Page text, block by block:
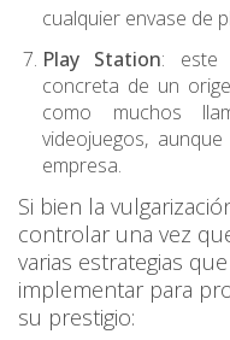
cualquier envase de
Play Station: este
concreta de un
como muchos
videojuegos,
empresa.
Si bien la
controlar una vez
varias estrategias
implementar para
su prestigio: